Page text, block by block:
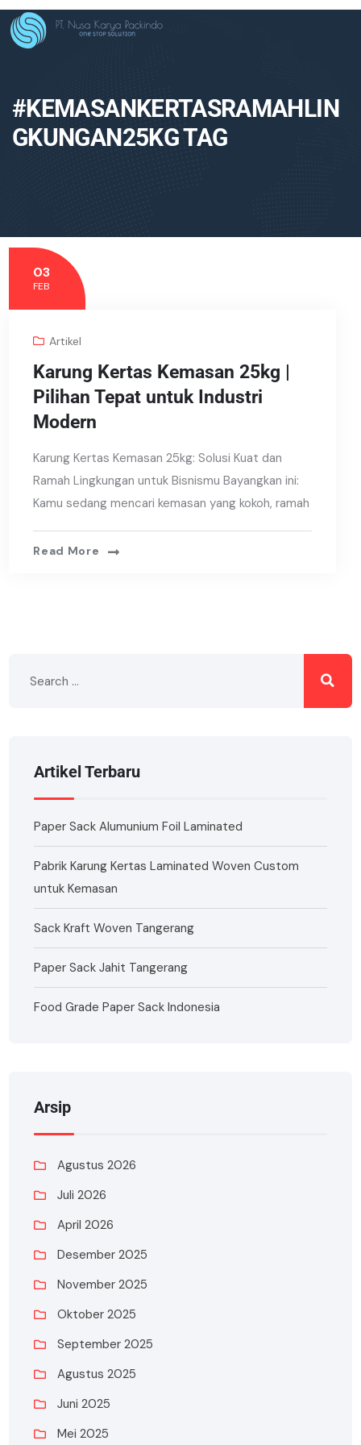
#KEMASANKERTASRAMAHLIN
GKUNGAN25KG TAG
03
FEB
Artikel
Karung Kertas Kemasan 25kg |
Pilihan Tepat untuk Industri
Modern
Karung Kertas Kemasan 25kg: Solusi Kuat dan
Ramah Lingkungan untuk Bisnismu Bayangkan ini:
Kamu sedang mencari kemasan yang kokoh, ramah
Read More
Artikel Terbaru
Paper Sack Alumunium Foil Laminated
Pabrik Karung Kertas Laminated Woven Custom
untuk Kemasan
Sack Kraft Woven Tangerang
Paper Sack Jahit Tangerang
Food Grade Paper Sack Indonesia
Arsip
Agustus 2026
Juli 2026
April 2026
Desember 2025
November 2025
Oktober 2025
September 2025
Agustus 2025
Juni 2025
Mei 2025